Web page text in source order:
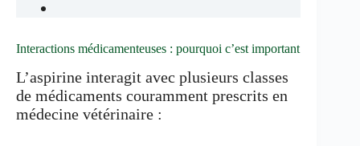
Interactions médicamenteuses : pourquoi c’est important
L’aspirine interagit avec plusieurs classes
de médicaments couramment prescrits en
médecine vétérinaire :